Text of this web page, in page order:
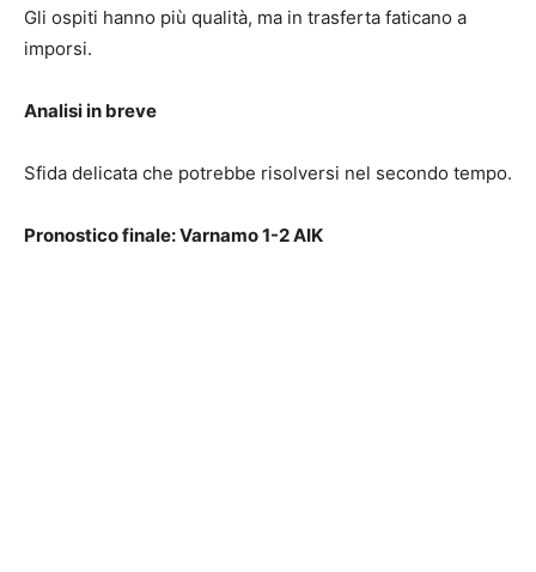
Gli ospiti hanno più qualità, ma in trasferta faticano a
imporsi.
Analisi in breve
Sfida delicata che potrebbe risolversi nel secondo tempo.
Pronostico finale: Varnamo 1-2 AIK